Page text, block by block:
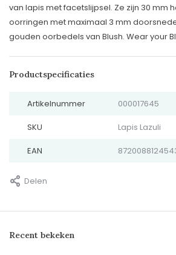
van lapis met facetslijpsel. Ze zijn 30 mm
oorringen met maximaal 3 mm
gouden oorbedels van Blush. Wear your
Productspecificaties
Artikelnummer 000017645
SKU Lapis Lazuli
EAN
Delen
Recent bekeken